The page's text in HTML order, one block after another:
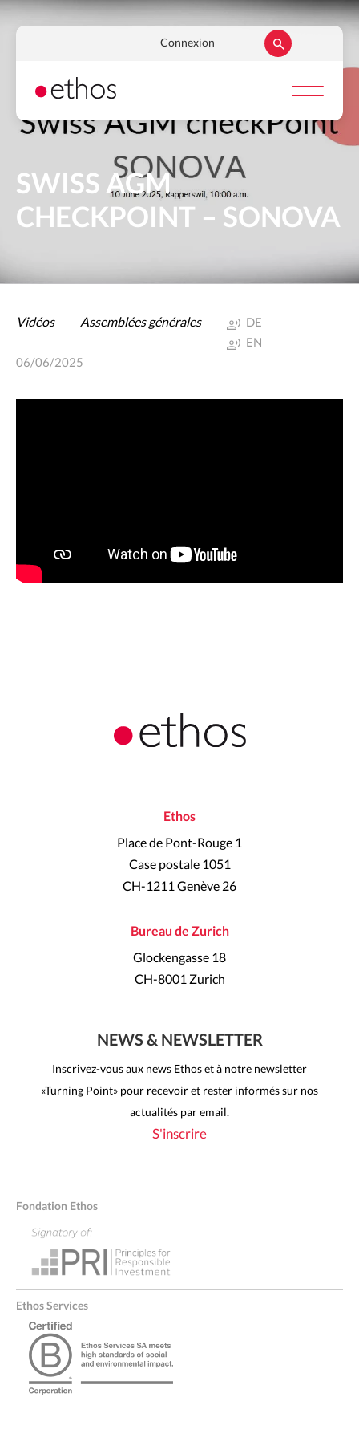
Navigation
Connexion
SWISS AGM
CHECKPOINT – SONOVA
Vidéos Assemblées générales
DE
EN
06/06/2025
Ethos
Place de Pont-Rouge 1
Case postale 1051
CH-1211 Genève 26
Bureau de Zurich
Glockengasse 18
CH-8001 Zurich
NEWS & NEWSLETTER
Inscrivez-vous aux news Ethos et à notre newsletter
«Turning Point» pour recevoir et rester informés sur nos
actualités par email.
S'inscrire
Fondation Ethos
Ethos Services